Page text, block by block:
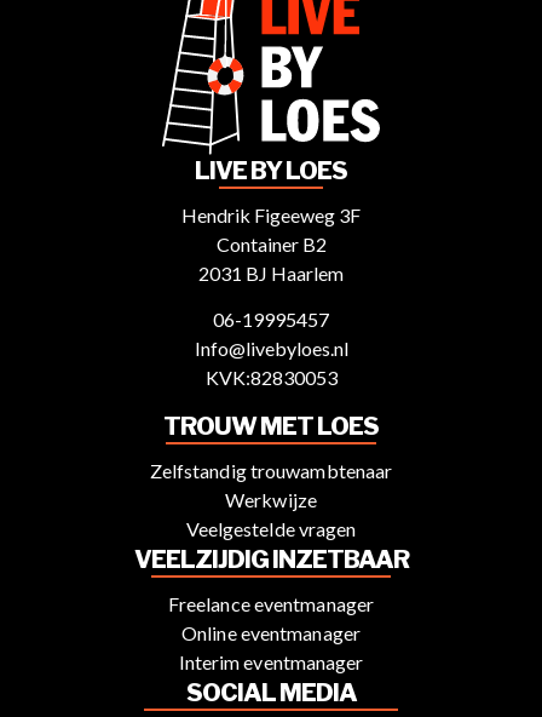
LIVE BY LOES
Hendrik Figeeweg 3F
Container B2
2031 BJ Haarlem
06-19995457
Info@livebyloes.nl
KVK:82830053
TROUW MET LOES
Zelfstandig trouwambtenaar
Werkwijze
Veelgestelde vragen
VEELZIJDIG INZETBAAR
Freelance eventmanager
Online eventmanager
Interim eventmanager
SOCIAL MEDIA